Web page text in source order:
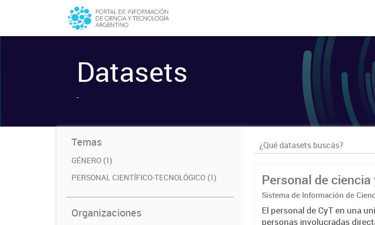
Datasets
-
Temas
GÉNERO (1)
PERSONAL CIENTÍFICO-TECNOLÓGICO (1)
Organizaciones
Personal de
Sistema de Información de
El personal de CyT en una
personas involucradas